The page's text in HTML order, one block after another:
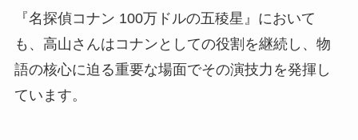
『名探偵コナン 100万ドルの五稜星』において
も、高山さんはコナンとしての役割を継続し、物
語の核心に迫る重要な場面でその演技力を発揮し
ています。